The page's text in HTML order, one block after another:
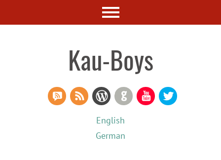
Kau-Boys
YouTube
GitHub
WordPress
RSS Feed
RSS Comments
English
German